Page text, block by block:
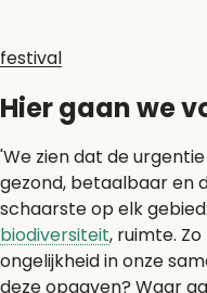
festival
Hier gaan we
'We zien dat de
gezond, betaalbaar en
schaarste op elk
biodiversiteit, ruimte.
ongelijkheid in onze
deze opgaven? Waar